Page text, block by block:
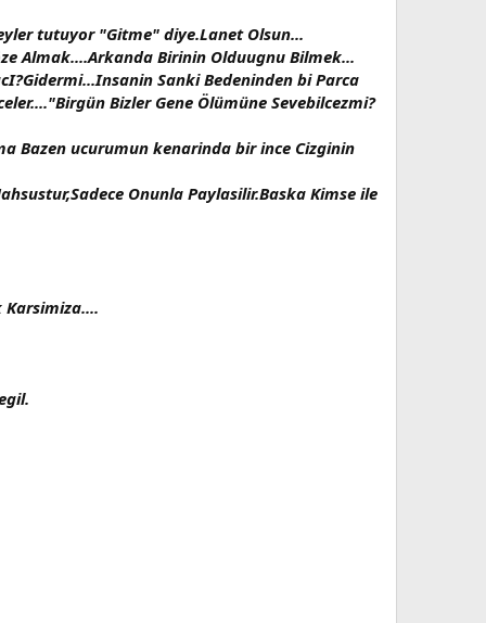
tutuyor "Gitme" diye.Lanet Olsun...
Almak....Arkanda Birinin Olduugnu Bilmek...
Sanki Bedeninden bi Parca
Bizler Gene Ölümüne Sevebilcezmi?
Bazen ucurumun kenarinda bir ince Cizginin
Onunla Paylasilir.Baska Kimse ile